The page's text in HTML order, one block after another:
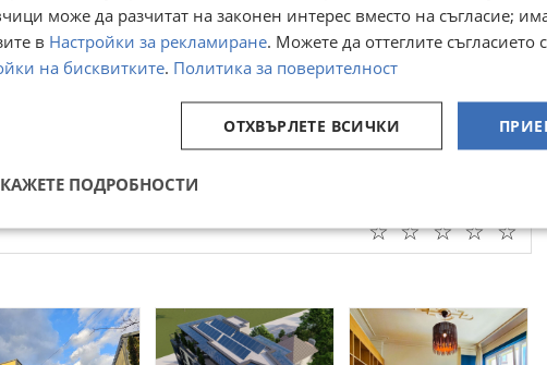
, Зона Жг, Кинт 3,5, плътност 60%
обезщетение от 40%
проекти: по договаряне
Зона Жг, кинт 3,5 , с/у Обезщетение
☆
☆
☆
☆
☆
може да разчитат на законен интерес вместо на съгласие;
в Настройки за рекламиране. Можете да оттеглите съгласието
на бисквитките. Политика за поверителност
ОТХВЪРЛЕТЕ ВСИЧКИ
ПОДРОБНОСТИ